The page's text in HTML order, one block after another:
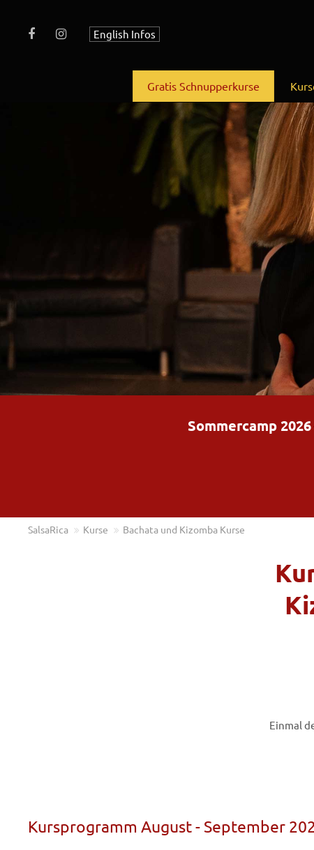
English Infos
Gratis Schnupperkurse
Sommercamp
SalsaRica Kurse Bachata und Kizomba Kurse
Einmal
Kursprogramm August - September